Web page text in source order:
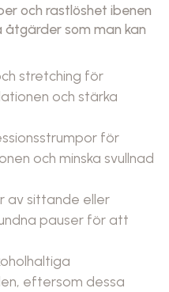
och rastlöshet ibenen
som man kan
stretching för
och stärka
för
och minska svullnad
av sittande eller
pauser för att
eftersom dessa